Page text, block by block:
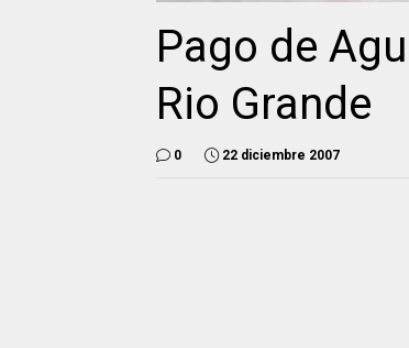
Pago de
Rio Grande
0 22 diciembre 2007